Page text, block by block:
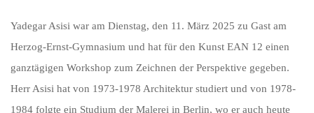
Yadegar Asisi war am Dienstag, den 11. März 2025 zu Gast am
Herzog-Ernst-Gymnasium und hat für den Kunst EAN 12 einen
ganztägigen Workshop zum Zeichnen der Perspektive gegeben.
Herr Asisi hat von 1973-1978 Architektur studiert und von 1978-
1984 folgte ein Studium der Malerei in Berlin, wo er auch heute